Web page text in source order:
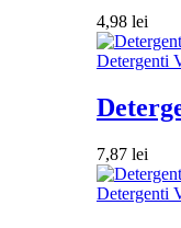
4,98 lei
Detergenti
7,87 lei
Detergenti